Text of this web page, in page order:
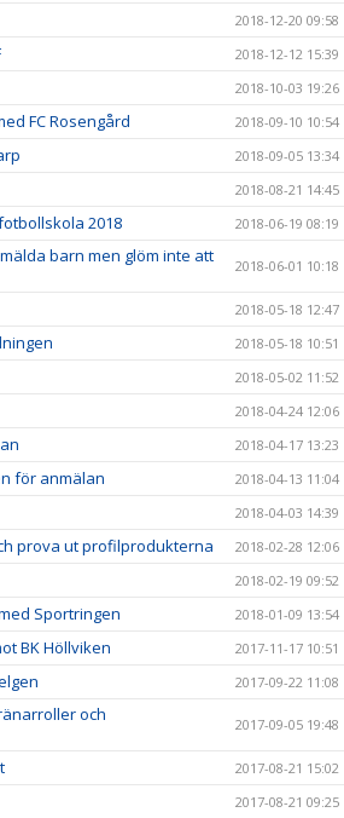
2018-12-20 09:58
2018-12-12 15:39
2018-10-03 19:26
FC Rosengård 2018-09-10 10:54
2018-09-05 13:34
2018-08-21 14:45
2018 2018-06-19 08:19
barn men glöm inte att
2018-06-01 10:18
2018-05-18 12:47
2018-05-18 10:51
2018-05-02 11:52
2018-04-24 12:06
2018-04-17 13:23
för anmälan 2018-04-13 11:04
2018-04-03 14:39
prova ut profilprodukterna 2018-02-28 12:06
2018-02-19 09:52
Sportringen 2018-01-09 13:54
BK Höllviken 2017-11-17 10:51
2017-09-22 11:08
och
2017-09-05 19:48
2017-08-21 15:02
2017-08-21 09:25